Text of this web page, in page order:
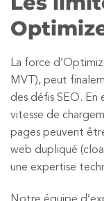
La force
MVT), peut
des défis SEO.
vitesse de
pages peuvent
web dupliqué
une expertise